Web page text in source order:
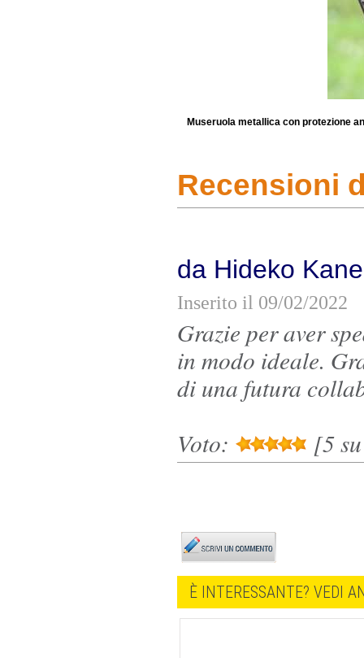
Museruola metallica con protezione
Recensioni
da Hideko
Inserito il 09/02/2022
Grazie per aver
in modo ideale.
di una futura
Voto:
[5
È INTERESSANTE? VEDI